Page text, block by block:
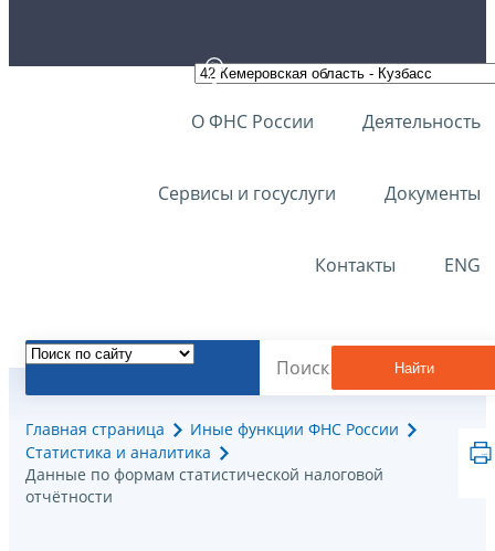
О ФНС России Деятельность
Сервисы и госуслуги Документы
Контакты ENG
Найти
Главная страница
Иные функции ФНС России
Статистика и аналитика
Данные по формам статистической налоговой
отчётности